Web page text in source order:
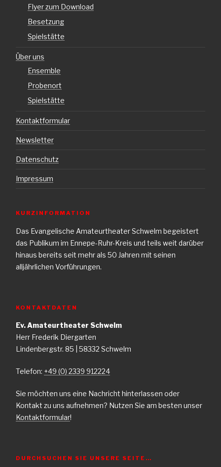
Flyer zum Download
Besetzung
Spielstätte
Über uns
Ensemble
Probenort
Spielstätte
Kontaktformular
Newsletter
Datenschutz
Impressum
KURZINFORMATION
Das Evangelische Amateurtheater Schwelm begeistert
das Publikum im Ennepe-Ruhr-Kreis und teils weit darüber
hinaus bereits seit mehr als 50 Jahren mit seinen
alljährlichen Vorführungen.
KONTAKTDATEN
Ev. Amateurtheater Schwelm
Herr Frederik Diergarten
Lindenbergstr. 85 | 58332 Schwelm
Telefon: +49 (0) 2339 912224
Sie möchten uns eine Nachricht hinterlassen oder
Kontakt zu uns aufnehmen? Nutzen Sie am besten unser
Kontaktformular!
DURCHSUCHEN SIE UNSERE SEITE…